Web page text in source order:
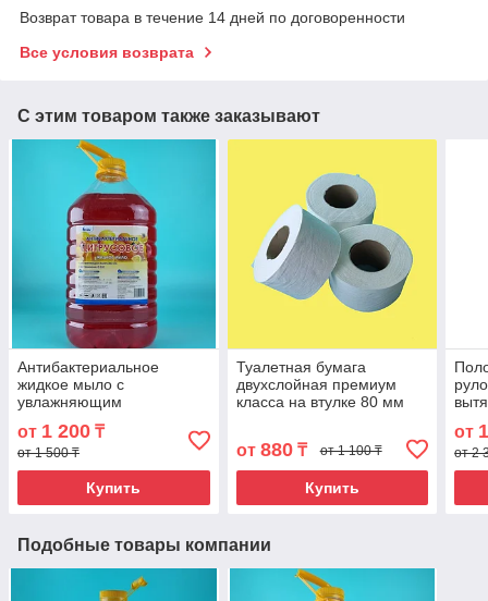
Возврат товара в течение 14 дней по договоренности
Все условия возврата
С этим товаром также заказывают
Антибактериальное
жидкое мыло с
увлажняющим
комплексом с витаминами
C, D, E 5 литров. HML-01C
от 1 200 ₸
от 1 500 ₸
Купить
Туалетная бумага
двухслойная премиум
класса на втулке 80 мм
от 880₸ от 1 100 ₸
Купить
от
от 2
Подобные товары компании